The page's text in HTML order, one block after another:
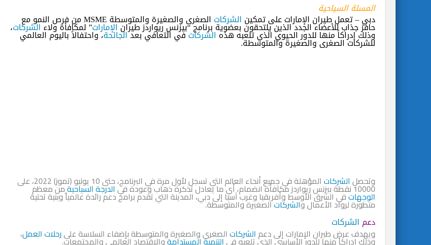
المسلة السياحية
دبي – تعمل طيران الإمارات على تمكين الشركات الصغرى والصغيرة والمتوسطة MSME من فرص النمو مع
حافز جذاب للأعضاء الجدد الذين يلتحقون بعضوية برنامج “بيزنس ريواردز طيرانالإمارات” لمكافأة ولاءالشركات،
وذلك إدراكاً منها للدور الحيوي الذي تلعبه هذهالشركاتفي التعافي بعدالجائحة، واحتفالاً باليوم العالمي
للشركات الصغرى والصغيرة والمتوسطة.
وتحصل الشركات المؤهلة في جميع أنحاء العالم التي تسجل لأول مرة في البرنامج، حتى 10 يوليو (تموز) 2022، على
10000 نقطة بيزنس ريواردز مكافأة انضمام، أي ما يعادل تذكرة ذهاب وعودة في الدرجة السياحيةمن معظم
الوجهاتفي الشرق الأوسط وأفريقيا وغرب آسيا إلى دبي، المدينة التي تقدم برامج دعم رائدة عالمياً وبنية تحتية
متطورة لرواد الأعمال والشركاتالصغيرة والمتوسطة.
دعم الشركات
ويهدف عرض طيران الإمارات إلى دعم الشركات الصغرى والصغيرة والمتوسطة بإضفاء السلاسة علىرحلات العمل،
وذلك إدراكاً منها للدور الأساسي الذي تلعبه فيالتنمية المستدامةوالاقتصاد العالمي والمجتمعات.